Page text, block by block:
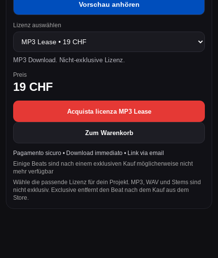
Vorschau anhören
Lizenz auswählen
MP3 Download. Nicht-exklusive Lizenz.
Preis
19 CHF
Acquista licenza MP3 Lease
Zum Warenkorb
Pagamento sicuro • Download immediato • Link via email
Einige Beats sind nach einem exklusiven Kauf möglicherweise nicht
mehr verfügbar
Wähle die passende Lizenz für dein Projekt. MP3, WAV und Stems sind
nicht exklusiv. Exclusive entfernt den Beat nach dem Kauf aus dem
Store.